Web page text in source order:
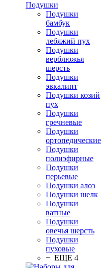
Подушки
Подушки
бамбук
Подушки
лебяжий пух
Подушки
верблюжья
шерсть
Подушки
эвкалипт
Подушки козий
пух
Подушки
гречневые
Подушки
ортопедические
Подушки
полиэфирные
Подушки
перьевые
Подушки алоэ
Подушки шелк
Подушки
ватные
Подушки
овечья шерсть
Подушки
пуховые
+ ЕЩЕ 4